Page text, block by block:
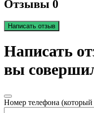
Отзывы 0
Написать отзыв
Написать
вы
Номер телефона